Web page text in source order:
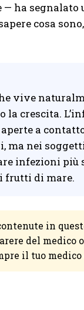
ha
cosa
vive
crescita.
a
nei
infezioni più
i frutti di mare.
in
del
il tuo